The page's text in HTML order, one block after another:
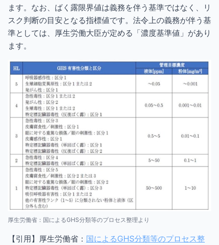
ます。なお、ばく露限界値は義務を伴う基準ではなく、リ
スク判断の目安となる指標値です。法令上の義務が伴う基
準としては、厚生労働大臣が定める「濃度基準値」があり
ます。
厚生労働省：国によるGHS分類等のプロセス整理より
【引用】厚生労働省： 国によるGHS分類等のプロセス整